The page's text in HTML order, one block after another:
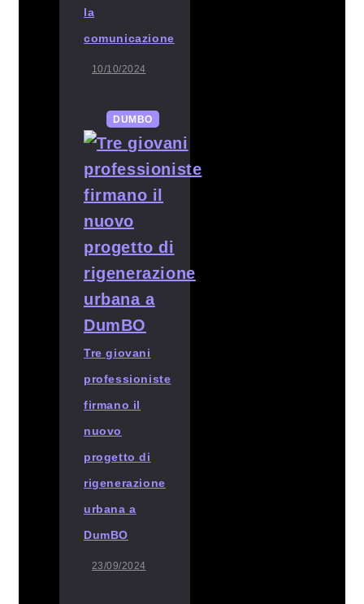
la
comunicazione
10/10/2024
DUMBO
Tre giovani
professioniste
firmano il
nuovo
progetto di
rigenerazione
urbana a
DumBO
23/09/2024